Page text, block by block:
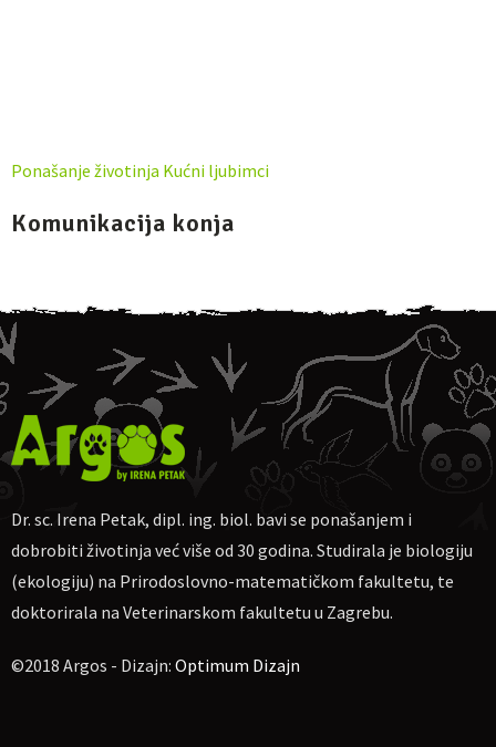
Ponašanje životinja Kućni ljubimci
Komunikacija konja
Dr. sc. Irena Petak, dipl. ing. biol. bavi se ponašanjem i
dobrobiti životinja već više od 30 godina. Studirala je biologiju
(ekologiju) na Prirodoslovno-matematičkom fakultetu, te
doktorirala na Veterinarskom fakultetu u Zagrebu.
©2018 Argos - Dizajn: Optimum Dizajn